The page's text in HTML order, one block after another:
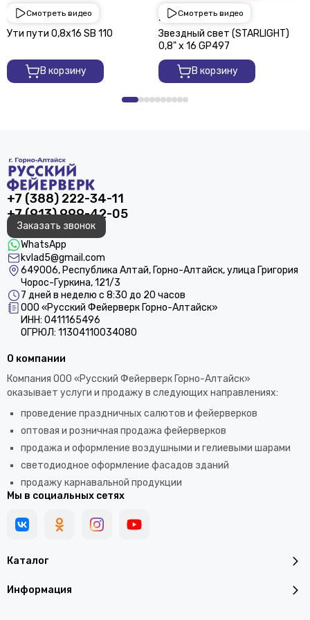
Смотреть видео
1 950 ₽
Ути пути 0,8х16 SВ 110
В корзину
Смотреть видео
2 250 ₽
Звездный свет (STARLIGHT)
0,8" х 16 GP497
В корзину
+7 (388) 222-34-11
+7 (913) 999-42-05
Заказать звонок
WhatsApp
kvlad5@gmail.com
649006, Республика Алтай, Горно-Алтайск, улица Григория
Чорос-Гуркина, 121/3
7 дней в неделю с 8:30 до 20 часов
ООО «Русский Фейерверк Горно-Алтайск»
ИНН: 0411165496
ОГРЮЛ: 11304110034080
Каталог
Информация
О компании
Компания ООО «Русский Фейерверк Горно-Алтайск»
оказывает услуги и продажу в следующих направлениях:
проведение праздничных салютов и фейерверков
оптовая и розничная продажа фейерверков
продажа и оформление воздушными и гелиевыми шарами
светодиодное оформление фасадов зданий
продажу карнавальной продукции
Мы в социальных сетях